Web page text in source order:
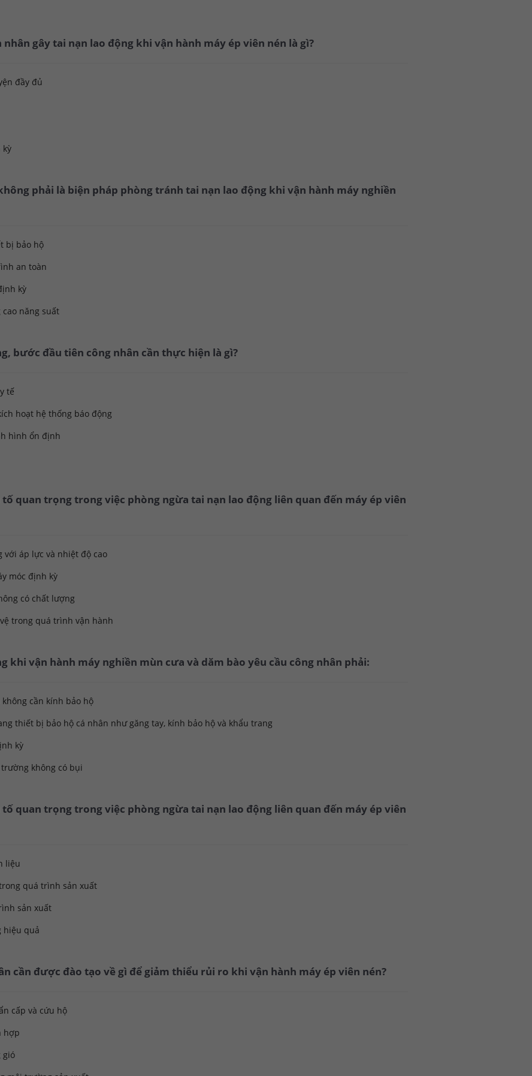
gây tai nạn lao động khi vận hành máy ép viên nén là gì?
đầy đủ
kỳ
phải là biện pháp phòng tránh tai nạn lao động khi vận hành máy nghiền
bị bảo hộ
an toàn
kỳ
năng suất
bước đầu tiên công nhân cần thực hiện là gì?
tế
hoạt hệ thống báo động
hình ổn định
quan trọng trong việc phòng ngừa tai nạn lao động liên quan đến máy ép viên
với áp lực và nhiệt độ cao
móc định kỳ
có chất lượng
trong quá trình vận hành
khi vận hành máy nghiền mùn cưa và dăm bào yêu cầu công nhân phải:
cần kính bảo hộ
thiết bị bảo hộ cá nhân như găng tay, kính bảo hộ và khẩu trang
kỳ
không có bụi
quan trọng trong việc phòng ngừa tai nạn lao động liên quan đến máy ép viên
liệu
quá trình sản xuất
sản xuất
hiệu quả
cần được đào tạo về gì để giảm thiểu rủi ro khi vận hành máy ép viên nén?
cấp và cứu hộ
hợp
gió